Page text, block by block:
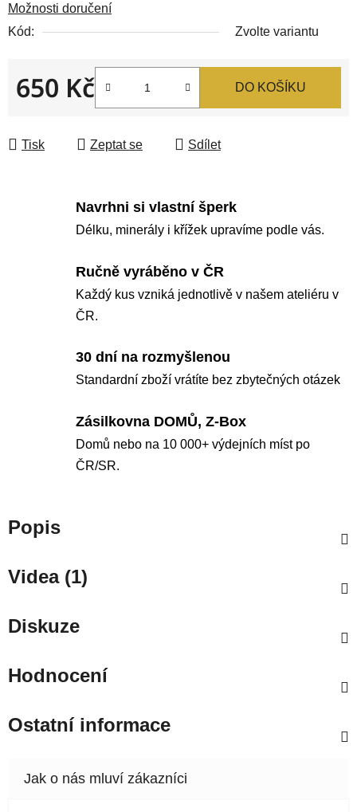
Možnosti doručení
Kód:
Zvolte variantu
650 Kč DO KOŠÍKU
Tisk Zeptat se Sdílet
Navrhni si vlastní šperk
Délku, minerály i křížek upravíme podle vás.
Ručně vyráběno v ČR
Každý kus vzniká jednotlivě v našem ateliéru v
ČR.
30 dní na rozmyšlenou
Standardní zboží vrátíte bez zbytečných otázek
Zásilkovna DOMŮ, Z-Box
Domů nebo na 10 000+ výdejních míst po
ČR/SR.
Popis
Videa (1)
Diskuze
Hodnocení
Ostatní informace